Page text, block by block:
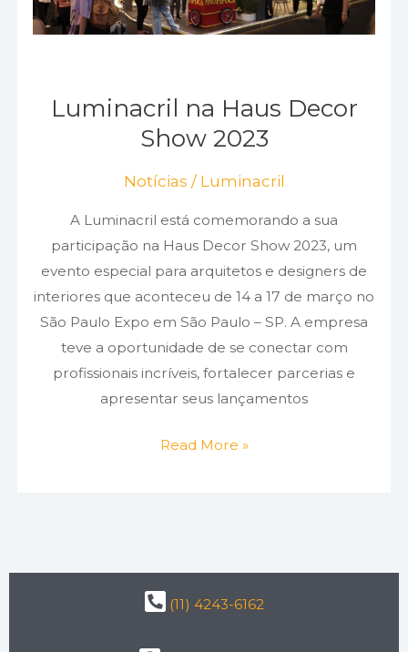
Luminacril na Haus Decor
Show 2023
Notícias / Luminacril
A Luminacril está comemorando a sua
participação na Haus Decor Show 2023, um
evento especial para arquitetos e designers de
interiores que aconteceu de 14 a 17 de março no
São Paulo Expo em São Paulo – SP. A empresa
teve a oportunidade de se conectar com
profissionais incríveis, fortalecer parcerias e
apresentar seus lançamentos
Read More »
(11) 4243-6162